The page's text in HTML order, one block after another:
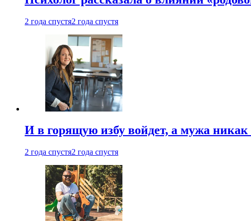
2 года спустя2 года спустя
И в горящую избу войдет, а мужа
2 года спустя2 года спустя